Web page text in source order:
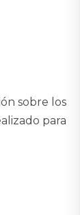
sobre los
para